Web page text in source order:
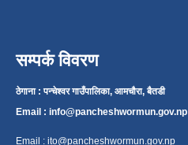
सम्पर्क विवरण
ठेगाना : पन्चेश्वर गाउँपालिका, आमचौरा, बैतडी
Email : info@pancheshwormun.gov.np
Email : ito@pancheshwormun.gov.np